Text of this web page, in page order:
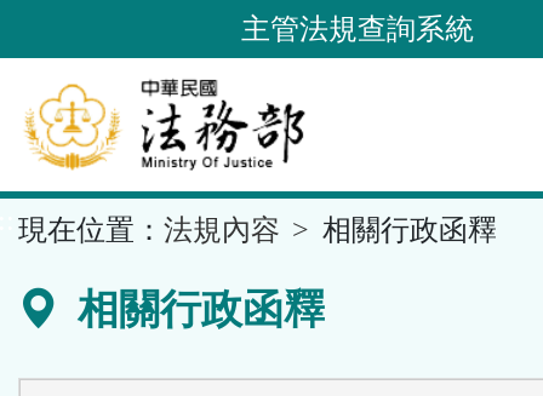
到
要
內
容
區
主管法規查詢系統
現在位置： 法規內容 相關行政函釋
相關行政函釋